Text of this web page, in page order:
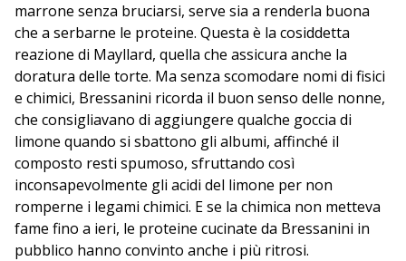
marrone senza bruciarsi, serve sia a renderla buona
che a serbarne le proteine. Questa è la cosiddetta
reazione di Mayllard, quella che assicura anche la
doratura delle torte. Ma senza scomodare nomi di fisici
e chimici, Bressanini ricorda il buon senso delle nonne,
che consigliavano di aggiungere qualche goccia di
limone quando si sbattono gli albumi, affinché il
composto resti spumoso, sfruttando così
inconsapevolmente gli acidi del limone per non
romperne i legami chimici. E se la chimica non metteva
fame fino a ieri, le proteine cucinate da Bressanini in
pubblico hanno convinto anche i più ritrosi.